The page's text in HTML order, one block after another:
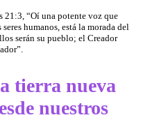
21:3, “Oí una potente voz que
humanos, está la morada del
serán su pueblo; el Creador
tierra nueva
nuestros